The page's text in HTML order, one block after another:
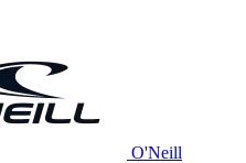
O'Neill